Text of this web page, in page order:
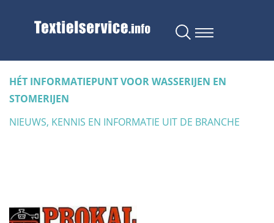
HÉT INFORMATIEPUNT VOOR WASSERIJEN EN
STOMERIJEN
NIEUWS, KENNIS EN INFORMATIE UIT DE BRANCHE